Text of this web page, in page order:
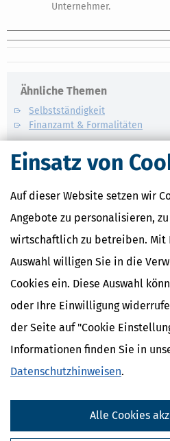
Einsatz von
Auf dieser Website setzen wir
Angebote zu personalisieren,
wirtschaftlich zu betreiben. Mit
Auswahl willigen Sie in die
Cookies ein. Diese Auswahl
oder Ihre Einwilligung
der Seite auf "Cookie
Informationen finden Sie in
Datenschutzhinweisen.
Alle Cookies
Unternehmer.
Ähnliche Themen
Selbstständigkeit
Finanzamt & Formalitäten
Verwandte Lexikon-Begriffe
Kassen-Nachschau
E-Bilanz
Gründungszuschuss